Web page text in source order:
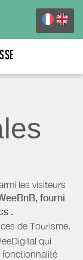
les visiteurs
fourni
.
de Tourisme.
qui
fonctionnalité